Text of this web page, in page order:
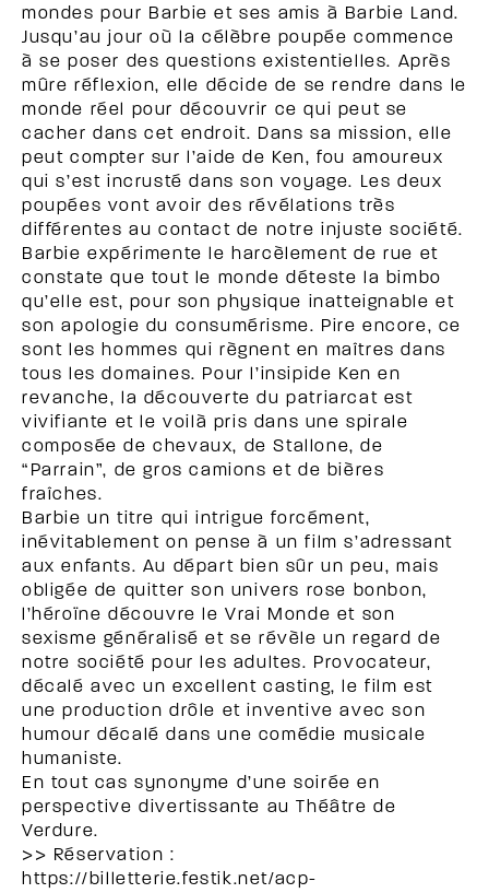
mondes pour Barbie et ses amis à Barbie Land.
Jusqu’au jour où la célèbre poupée commence
à se poser des questions existentielles. Après
mûre réflexion, elle décide de se rendre dans le
monde réel pour découvrir ce qui peut se
cacher dans cet endroit. Dans sa mission, elle
peut compter sur l’aide de Ken, fou amoureux
qui s’est incrusté dans son voyage. Les deux
poupées vont avoir des révélations très
différentes au contact de notre injuste société.
Barbie expérimente le harcèlement de rue et
constate que tout le monde déteste la bimbo
qu’elle est, pour son physique inatteignable et
son apologie du consumérisme. Pire encore, ce
sont les hommes qui règnent en maîtres dans
tous les domaines. Pour l’insipide Ken en
revanche, la découverte du patriarcat est
vivifiante et le voilà pris dans une spirale
composée de chevaux, de Stallone, de
“Parrain”, de gros camions et de bières
fraîches.
Barbie un titre qui intrigue forcément,
inévitablement on pense à un film s’adressant
aux enfants. Au départ bien sûr un peu, mais
obligée de quitter son univers rose bonbon,
l’héroïne découvre le Vrai Monde et son
sexisme généralisé et se révèle un regard de
notre société pour les adultes. Provocateur,
décalé avec un excellent casting, le film est
une production drôle et inventive avec son
humour décalé dans une comédie musicale
humaniste.
En tout cas synonyme d’une soirée en
perspective divertissante au Théâtre de
Verdure.
>> Réservation :
https://billetterie.festik.net/acp-